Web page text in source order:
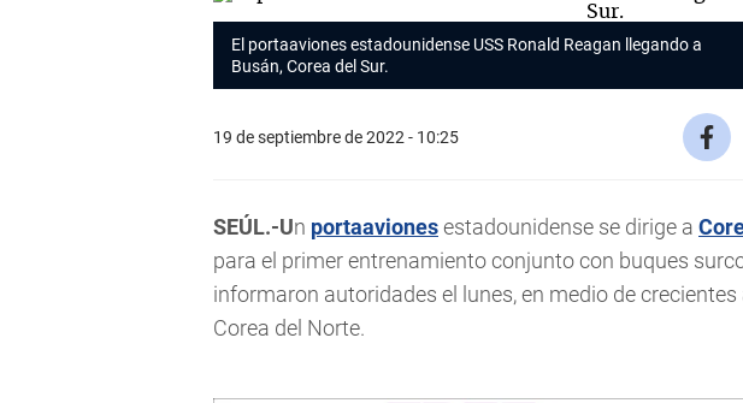
El portaaviones estadounidense USS Ronald Reagan llegando a
Busán, Corea del Sur.
19 de septiembre de 2022 - 10:25
SEÚL.-Un portaavionesestadounidense se dirige a
para el primer entrenamiento conjunto con buques
informaron autoridades el lunes, en medio de
Corea del Norte.